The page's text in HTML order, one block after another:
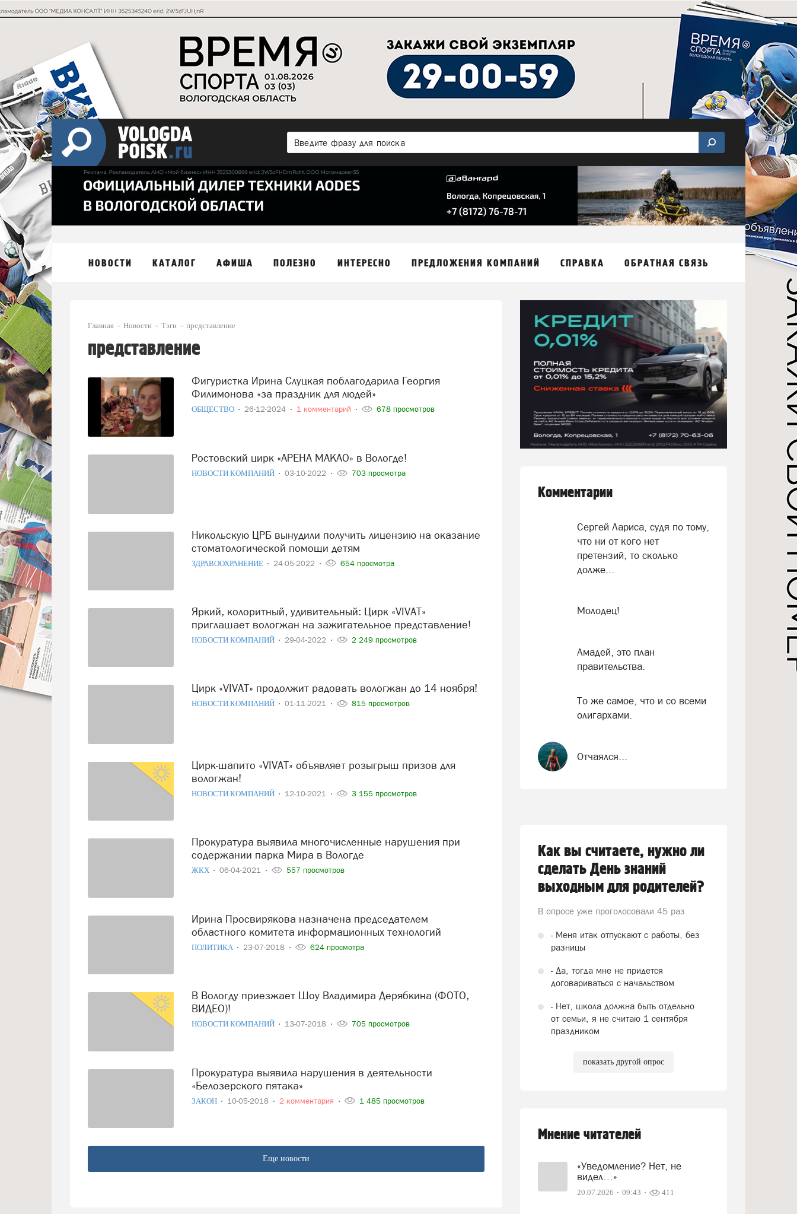
НОВОСТИ КАТАЛОГ АФИША ПОЛЕЗНО ИНТЕРЕСНО ПРЕДЛОЖЕНИЯ КОМПАНИЙ СПРАВКА ОБРАТНАЯ СВЯЗЬ
Главная Новости Тэги представление
представление
Фигуристка Ирина Слуцкая поблагодарила Георгия
Филимонова «за праздник для людей»
ОБЩЕСТВО 26-12-2024 1 комментарий 678 просмотров
Ростовский цирк «АРЕНА МАКАО» в Вологде!
НОВОСТИ КОМПАНИЙ 03-10-2022 703 просмотра
Никольскую ЦРБ вынудили получить лицензию на оказание
стоматологической помощи детям
ЗДРАВООХРАНЕНИЕ 24-05-2022 654 просмотра
Яркий, колоритный, удивительный: Цирк «VIVAT»
приглашает вологжан на зажигательное представление!
НОВОСТИ КОМПАНИЙ 29-04-2022 2 249 просмотров
Цирк «VIVAT» продолжит радовать вологжан до 14 ноября!
НОВОСТИ КОМПАНИЙ 01-11-2021 815 просмотров
Цирк-шапито «VIVAT» объявляет розыгрыш призов для
вологжан!
НОВОСТИ КОМПАНИЙ 12-10-2021 3 155 просмотров
Прокуратура выявила многочисленные нарушения при
содержании парка Мира в Вологде
ЖКХ 06-04-2021 557 просмотров
Ирина Просвирякова назначена председателем
областного комитета информационных технологий
ПОЛИТИКА 23-07-2018 624 просмотра
В Вологду приезжает Шоу Владимира Дерябкина (ФОТО,
ВИДЕО)!
НОВОСТИ КОМПАНИЙ 13-07-2018 705 просмотров
Прокуратура выявила нарушения в деятельности
«Белозерского пятака»
ЗАКОН 10-05-2018 2 комментария 1 485 просмотров
Еще новости
Комментарии
Сергей Лариса, судя по тому,
что ни от кого нет
претензий, то сколько
долже...
Молодец!
Амадей, это план
правительства.
То же самое, что и со всеми
олигархами.
Отчаялся...
Как вы считаете, нужно ли
сделать День знаний
выходным для родителей?
В опросе уже проголосовали 45 раз
- Меня итак отпускают с работы, без
разницы
- Да, тогда мне не придется
договариваться с начальством
- Нет, школа должна быть отдельно
от семьи, я не считаю 1 сентября
праздником
показать другой опрос
Мнение читателей
«Уведомление? Нет, не
видел…»
20.07.2026 09:43 411